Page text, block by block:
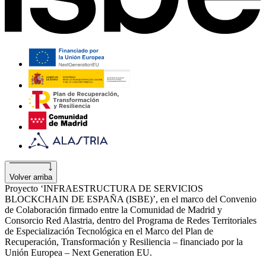
Volver arriba
Proyecto ‘INFRAESTRUCTURA DE SERVICIOS
BLOCKCHAIN DE ESPAÑA (ISBE)’, en el marco del Convenio
de Colaboración firmado entre la Comunidad de Madrid y
Consorcio Red Alastria, dentro del Programa de Redes Territoriales
de Especialización Tecnológica en el Marco del Plan de
Recuperación, Transformación y Resiliencia – financiado por la
Unión Europea – Next Generation EU.